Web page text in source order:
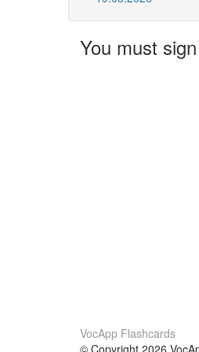
You must
VocApp Flashcards
© Copyright 2026